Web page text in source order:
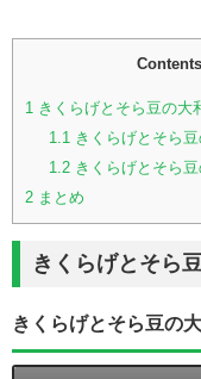
Contents
1 きくらげとそら豆の大
1.1 きくらげとそら
1.2きくらげとそら
2 まとめ
きくらげとそら
きくらげとそら豆の